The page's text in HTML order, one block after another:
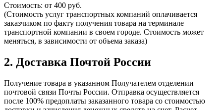
Стоимость: от 400 руб.
(Стоимость услуг транспортных компаний оплачивается
заказчиком по факту получения товара на терминале
транспортной компании в своем городе. Стоимость может
меняться, в зависимости от объема заказа)
2. Доставка Почтой России
Получение товара в указанном Получателем отделении
почтовой связи Почты России. Отправка осуществляется
после 100% предоплаты заказанного товара со стоимостью